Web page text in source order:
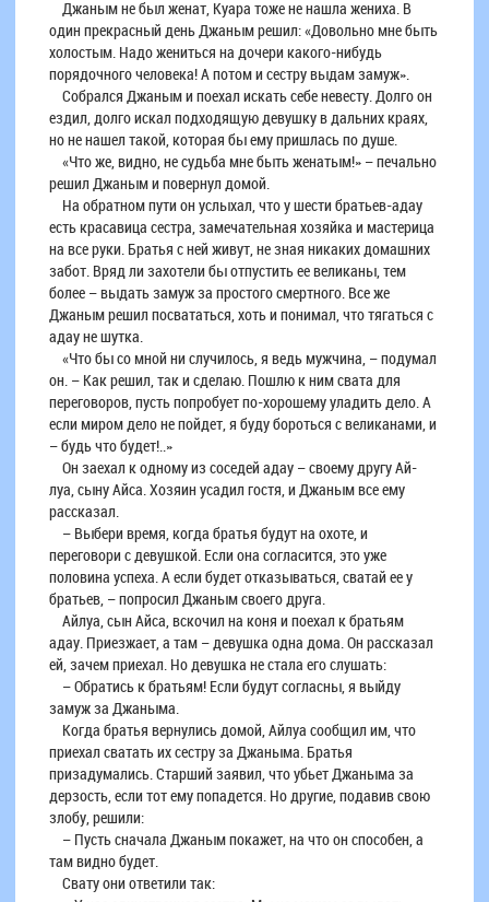
Джаным не был женат, Куара тоже не нашла жениха. В
один прекрасный день Джаным решил: «Довольно мне быть
холостым. Надо жениться на дочери какого-нибудь
порядочного человека! А потом и сестру выдам замуж».
Собрался Джаным и поехал искать себе невесту. Долго он
ездил, долго искал подходящую девушку в дальних краях,
но не нашел такой, которая бы ему пришлась по душе.
«Что же, видно, не судьба мне быть женатым!» – печально
решил Джаным и повернул домой.
На обратном пути он услыхал, что у шести братьев-адау
есть красавица сестра, замечательная хозяйка и мастерица
на все руки. Братья с ней живут, не зная никаких домашних
забот. Вряд ли захотели бы отпустить ее великаны, тем
более – выдать замуж за простого смертного. Все же
Джаным решил посвататься, хоть и понимал, что тягаться с
адау не шутка.
«Что бы со мной ни случилось, я ведь мужчина, – подумал
он. – Как решил, так и сделаю. Пошлю к ним свата для
переговоров, пусть попробует по-хорошему уладить дело. А
если миром дело не пойдет, я буду бороться с великанами, и
– будь что будет!..»
Он заехал к одному из соседей адау – своему другу Ай-
луа, сыну Айса. Хозяин усадил гостя, и Джаным все ему
рассказал.
– Выбери время, когда братья будут на охоте, и
переговори с девушкой. Если она согласится, это уже
половина успеха. А если будет отказываться, сватай ее у
братьев, – попросил Джаным своего друга.
Айлуа, сын Айса, вскочил на коня и поехал к братьям
адау. Приезжает, а там – девушка одна дома. Он рассказал
ей, зачем приехал. Но девушка не стала его слушать:
– Обратись к братьям! Если будут согласны, я выйду
замуж за Джаныма.
Когда братья вернулись домой, Айлуа сообщил им, что
приехал сватать их сестру за Джаныма. Братья
призадумались. Старший заявил, что убьет Джаныма за
дерзость, если тот ему попадется. Но другие, подавив свою
злобу, решили:
– Пусть сначала Джаным покажет, на что он способен, а
там видно будет.
Свату они ответили так: